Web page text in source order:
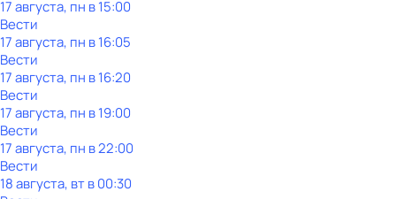
17 августа, пн в 15:00
Вести
17 августа, пн в 16:05
Вести
17 августа, пн в 16:20
Вести
17 августа, пн в 19:00
Вести
17 августа, пн в 22:00
Вести
18 августа, вт в 00:30